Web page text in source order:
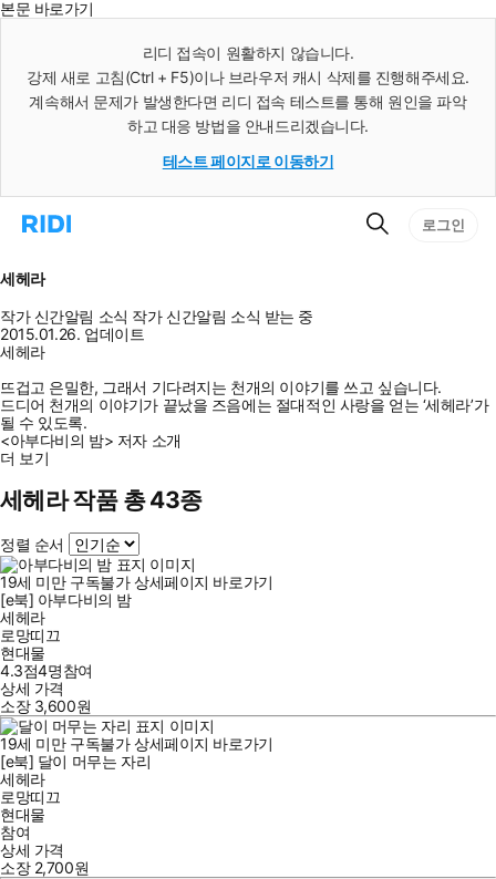
본문 바로가기
리디 접속이 원활하지 않습니다.
강제 새로 고침(Ctrl + F5)이나 브라우저 캐시 삭제를 진행해주세요.
계속해서 문제가 발생한다면 리디 접속 테스트를 통해 원인을 파악
하고 대응 방법을 안내드리겠습니다.
테스트 페이지로 이동하기
리
으
로
이
동
검
로그인
세헤라
작가 신간알림 소식 작가 신간알림 소식 받는 중
2015.01.26. 업데이트
세헤라
뜨겁고 은밀한, 그래서 기다려지는 천개의 이야기를 쓰고 싶습니다.
드디어 천개의 이야기가 끝났을 즈음에는 절대적인 사랑을 얻는 ‘세헤라’가
될 수 있도록.
<아부다비의 밤> 저자 소개
더 보기
세헤라 작품 총 43종
정렬 순서
19세 미만 구독불가 상세페이지 바로가기
[e북] 아부다비의 밤
세헤라
로망띠끄
현대물
4.3점4명참여
상세 가격
소장 3,600원
19세 미만 구독불가 상세페이지 바로가기
[e북] 달이 머무는 자리
세헤라
로망띠끄
현대물
참여
상세 가격
소장 2,700원